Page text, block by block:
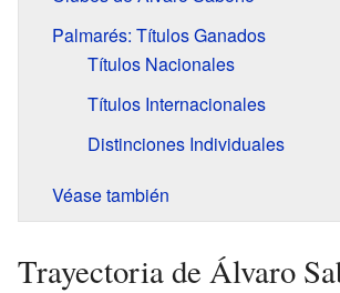
Palmarés: Títulos Ganados
Títulos Nacionales
Títulos Internacionales
Distinciones Individuales
Véase también
Trayectoria de Álvaro